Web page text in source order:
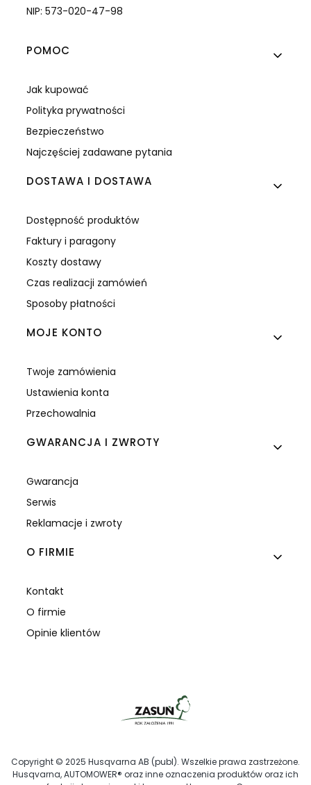
NIP: 573-020-47-98
Linki w stopce
POMOC
Jak kupować
Polityka prywatności
Bezpieczeństwo
Najczęściej zadawane pytania
DOSTAWA I DOSTAWA
Dostępność produktów
Faktury i paragony
Koszty dostawy
Czas realizacji zamówień
Sposoby płatności
MOJE KONTO
Twoje zamówienia
Ustawienia konta
Przechowalnia
GWARANCJA I ZWROTY
Gwarancja
Serwis
Reklamacje i zwroty
O FIRMIE
Kontakt
O firmie
Opinie klientów
Copyright © 2025 Husqvarna AB (publ). Wszelkie prawa zastrzeżone.
Husqvarna, AUTOMOWER® oraz inne oznaczenia produktów oraz ich